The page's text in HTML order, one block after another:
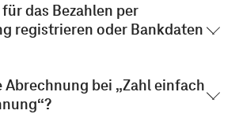
das Bezahlen per
registrieren oder Bankdaten
bei „Zahl einfach